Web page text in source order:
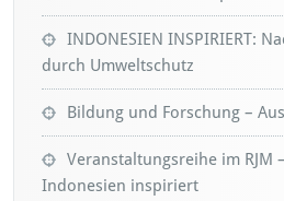
INDONESIEN INSPIRIERT:
durch Umweltschutz
Bildung und Forschung –
Veranstaltungsreihe im RJM
Indonesien inspiriert